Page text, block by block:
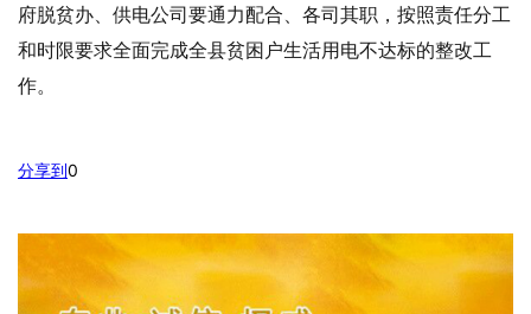
府脱贫办、供电公司要通力配合、各司其职，按照责任分工
和时限要求全面完成全县贫困户生活用电不达标的整改工
作。
分享到0